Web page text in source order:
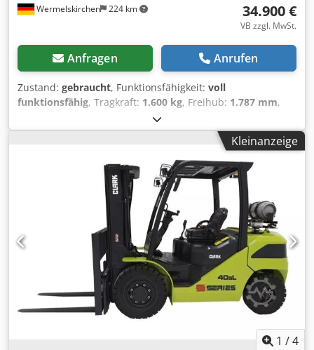
Wermelskirchen 224 km 34.900 €
VB zzgl. MwSt.
Anfragen Anrufen
Zustand: gebraucht, Funktionsfähigkeit: voll
funktionsfähig, Tragkraft: 1.600 kg, Freihub: 1.787 mm,
, Masttyp:
mm, Gabelträgerbreite:940 mm, Gabellänge:1.150 mm,
, Schubmaststapler Masttyp: Triplex
Zustand Technisch: Neu Batterie Volt: 48V Batterie Ah:
465Ah Batterie Hersteller: Eternity Batterie Baujahr: 2026
Batterie Zustand: Neu Lastschutzgitter: BxH 790 mm x 910
mm; 4 Hydraulikfunktionen: MInihebel mit Armlehne;
Antriebsrad: Polyurethan; Radarmrollen: Polyurethan;
Grammer Vinylsitz; Schlüsselschalter;
Batteriefachausführung: klein; Seitliche Batteriewechsel;
Verfügbarkeit: in 22 Wochen Dcsdoy Haplepfx Apmek
Kleinanzeige
1 /4